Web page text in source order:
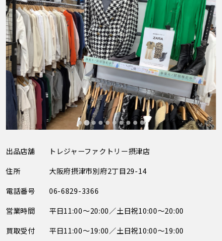
出品店舗
トレジャーファクトリー摂津店
住所
大阪府摂津市別府2丁目29-14
電話番号
06-6829-3366
営業時間
平日11:00～20:00／土日祝10:00～20:00
買取受付
平日11:00～19:00／土日祝10:00～19:00